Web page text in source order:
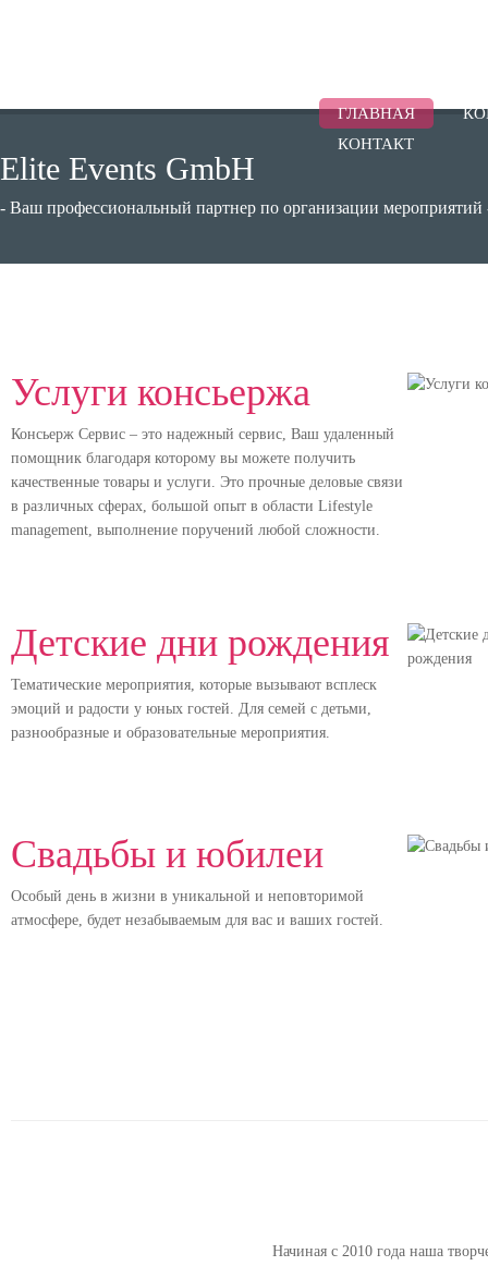
ГЛАВНАЯ
КОНТАКТ
Elite Events GmbH
- Ваш профессиональный партнер по организации мероприятий
Услуги консьержа
Консьерж Сервис – это надежный сервис, Ваш удаленный
помощник благодаря которому вы можете получить
качественные товары и услуги. Это прочные деловые связи
в различных сферах, большой опыт в области Lifestyle
management, выполнение поручений любой сложности.
Детские дни рождения
Тематические мероприятия, которые вызывают всплеск
эмоций и радости у юных гостей. Для семей с детьми,
разнообразные и образовательные мероприятия.
Свадьбы и юбилеи
Особый день в жизни в уникальной и неповторимой
атмосфере, будет незабываемым для вас и ваших гостей.
Начиная с 2010 года наша